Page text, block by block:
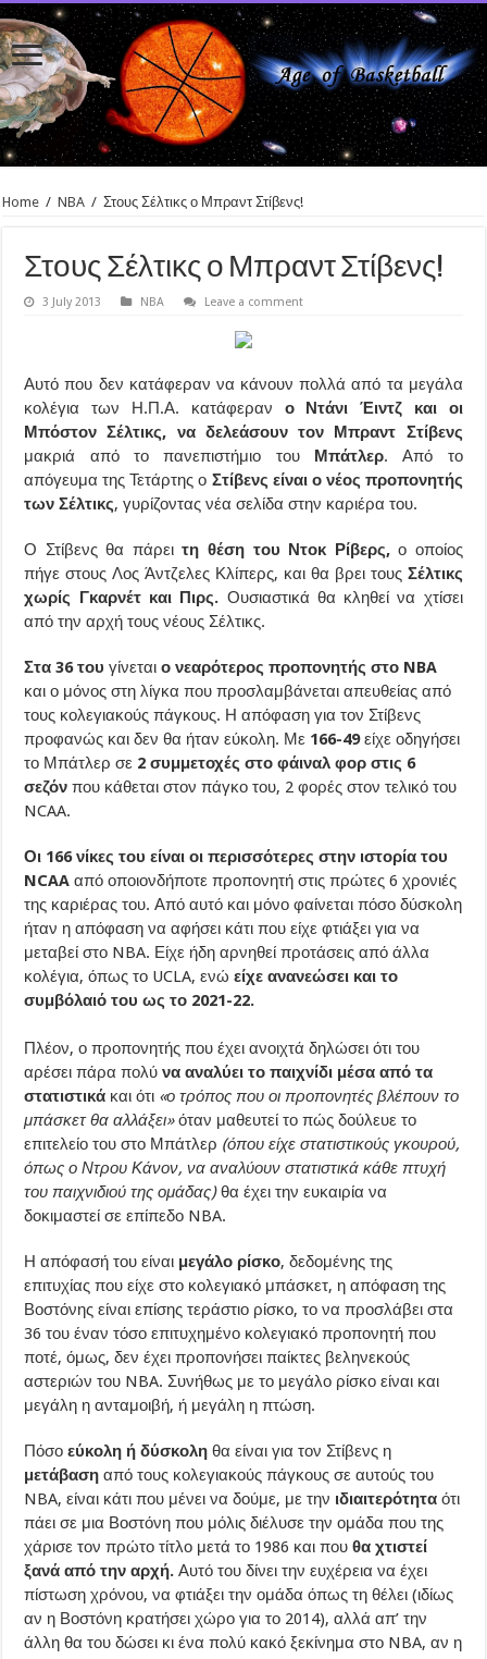
Home / NBA / Στους Σέλτικς ο Μπραντ Στίβενς!
Στους Σέλτικς ο Μπραντ Στίβενς!
3 July 2013 NBA Leave a comment
Αυτό που δεν κατάφεραν να κάνουν πολλά από τα μεγάλα
κολέγια των Η.Π.Α. κατάφεραν ο Ντάνι Έιντζ και οι
Μπόστον Σέλτικς, να δελεάσουν τον Μπραντ Στίβενς
μακριά από το πανεπιστήμιο του Μπάτλερ. Από το
απόγευμα της Τετάρτης ο Στίβενς είναι ο νέος προπονητής
των Σέλτικς, γυρίζοντας νέα σελίδα στην καριέρα του.
Ο Στίβενς θα πάρειτη θέση του Ντοκ Ρίβερς,ο οποίος
πήγε στους Λος Άντζελες Κλίπερς, και θα βρει τουςΣέλτικς
χωρίς Γκαρνέτ και Πιρς. Ουσιαστικά θα κληθεί να χτίσει
από την αρχή τους νέους Σέλτικς.
Στα 36 τουγίνεται ο νεαρότερος προπονητής στο NBA
και ο μόνος στη λίγκα που προσλαμβάνεται απευθείας από
τους κολεγιακούς πάγκους. Η απόφαση για τον Στίβενς
προφανώς και δεν θα ήταν εύκολη. Με 166-49είχε οδηγήσει
το Μπάτλερ σε 2 συμμετοχές στο φάιναλ φορ στις 6
σεζόν που κάθεται στον πάγκο του, 2 φορές στον τελικό του
NCAA.
Οι 166 νίκες του είναι οι περισσότερες στην ιστορία του
NCAAαπό οποιονδήποτε προπονητή στις πρώτες 6 χρονιές
της καριέρας του. Από αυτό και μόνο φαίνεται πόσο δύσκολη
ήταν η απόφαση να αφήσει κάτι που είχε φτιάξει για να
μεταβεί στο NBA. Είχε ήδη αρνηθεί προτάσεις από άλλα
κολέγια, όπως το UCLA, ενώ είχε ανανεώσει και το
συμβόλαιό του ως το 2021-22.
Πλέον, ο προπονητής που έχει ανοιχτά δηλώσει ότι του
αρέσει πάρα πολύ να αναλύει το παιχνίδι μέσα από τα
στατιστικά και ότι «ο τρόπος που οι προπονητές βλέπουν το
μπάσκετ θα αλλάξει»όταν μαθευτεί το πώς δούλευε το
επιτελείο του στο Μπάτλερ (όπου είχε στατιστικούς γκουρού,
όπως ο Ντρου Κάνον, να αναλύουν στατιστικά κάθε πτυχή
του παιχνιδιού της ομάδας)θα έχει την ευκαιρία να
δοκιμαστεί σε επίπεδο NBA.
Η απόφασή του είναι μεγάλο ρίσκο, δεδομένης της
επιτυχίας που είχε στο κολεγιακό μπάσκετ, η απόφαση της
Βοστόνης είναι επίσης τεράστιο ρίσκο, το να προσλάβει στα
36 του έναν τόσο επιτυχημένο κολεγιακό προπονητή που
ποτέ, όμως, δεν έχει προπονήσει παίκτες βεληνεκούς
αστεριών του NBA. Συνήθως με το μεγάλο ρίσκο είναι και
μεγάλη η ανταμοιβή, ή μεγάλη η πτώση.
Πόσοεύκολη ή δύσκολη θα είναι για τον Στίβενς η
μετάβασηαπό τους κολεγιακούς πάγκους σε αυτούς του
NBA, είναι κάτι που μένει να δούμε, με την ιδιαιτερότηταότι
πάει σε μια Βοστόνη που μόλις διέλυσε την ομάδα που της
χάρισε τον πρώτο τίτλο μετά το 1986 και πουθα χτιστεί
ξανά από την αρχή. Αυτό του δίνει την ευχέρεια να έχει
πίστωση χρόνου, να φτιάξει την ομάδα όπως τη θέλει (ιδίως
αν η Βοστόνη κρατήσει χώρο για το 2014), αλλά απ’ την
άλλη θα του δώσει κι ένα πολύ κακό ξεκίνημα στο NBA, αν η